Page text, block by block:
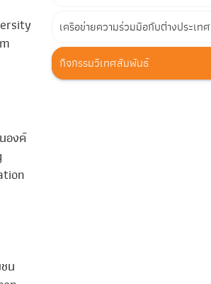
องค์
น
เครือข่ายความร่วมมือกับต่างประเทศ
กิจกรรมวิเทศสัมพันธ์